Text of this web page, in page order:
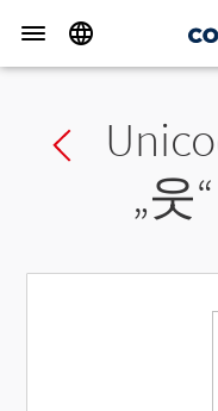
Previous char
„웃